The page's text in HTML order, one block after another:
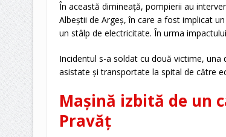
În această dimineață, pompierii au
Albeștii de Argeș, în care a fost implicat
un stâlp de electricitate. În urma
Incidentul s-a soldat cu două victime,
asistate și transportate la spital de către
Mașină izbită de un
Pravăț